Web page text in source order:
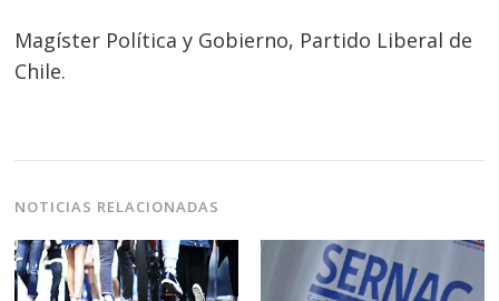
Magíster Política y Gobierno, Partido Liberal de
Chile.
NOTICIAS RELACIONADAS